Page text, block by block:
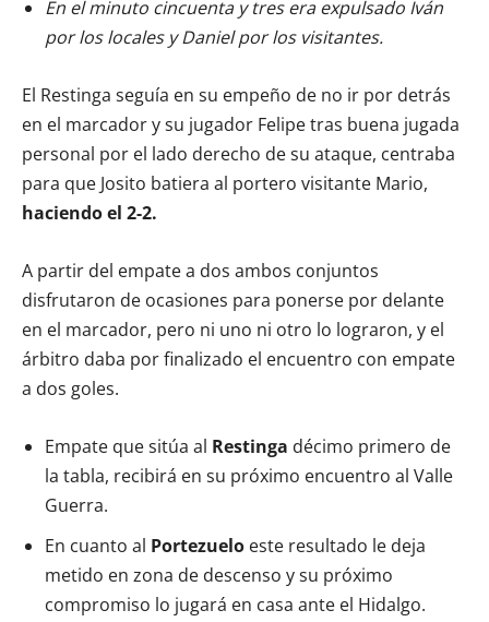
En el minuto cincuenta y tres era expulsado Iván
por los locales y Daniel por los visitantes.
El Restinga seguía en su empeño de no ir por detrás
en el marcador y su jugador Felipe tras buena jugada
personal por el lado derecho de su ataque, centraba
para que Josito batiera al portero visitante Mario,
haciendo el 2-2.
A partir del empate a dos ambos conjuntos
disfrutaron de ocasiones para ponerse por delante
en el marcador, pero ni uno ni otro lo lograron, y el
árbitro daba por finalizado el encuentro con empate
a dos goles.
Empate que sitúa al Restinga décimo primero de
la tabla, recibirá en su próximo encuentro al Valle
Guerra.
En cuanto al Portezuelo este resultado le deja
metido en zona de descenso y su próximo
compromiso lo jugará en casa ante el Hidalgo.